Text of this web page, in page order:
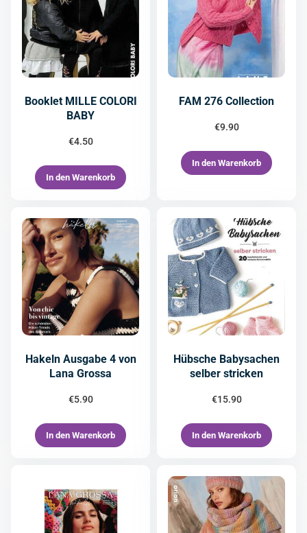
Booklet MILLE COLORI
BABY
€4.50
In den Warenkorb
FAM 276 Collection
€9.90
In den Warenkorb
Hakeln Ausgabe 4 von
Lana Grossa
€5.90
In den Warenkorb
Hübsche Babysachen
selber stricken
€15.90
In den Warenkorb